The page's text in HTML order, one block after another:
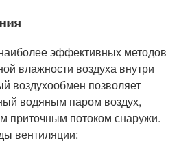
эффективных методов
влажности воздуха внутри
воздухообмен позволяет
водяным паром воздух,
приточным потоком снаружи.
вентиляции: